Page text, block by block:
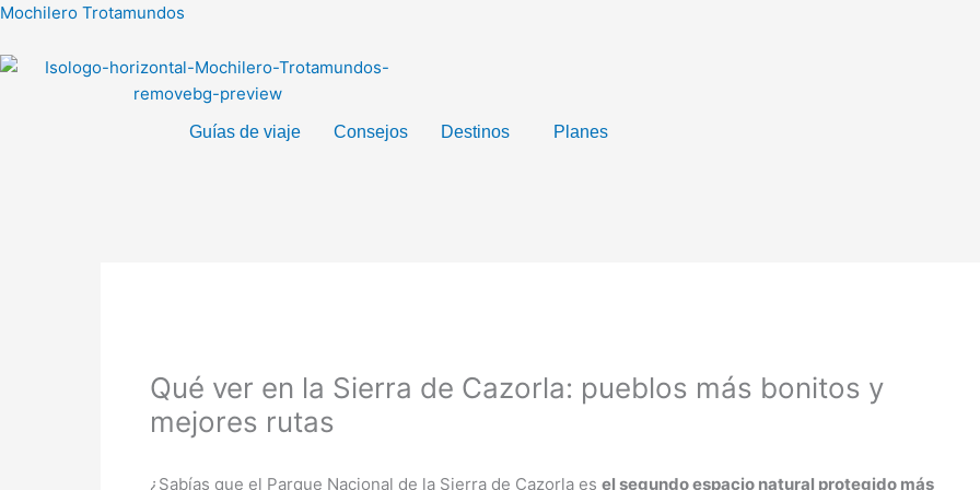
Ir
contenido
Mochilero Trotamundos
Guías de viaje Consejos Destinos Planes
Qué ver en la Sierra de Cazorla: pueblos más bonitos y
mejores rutas
¿Sabías que el Parque Nacional de la Sierra de Cazorla es el segundo espacio natural protegido más